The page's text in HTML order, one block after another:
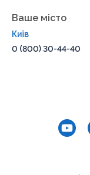
Ваше місто
Київ
0 (800) 30-44-40